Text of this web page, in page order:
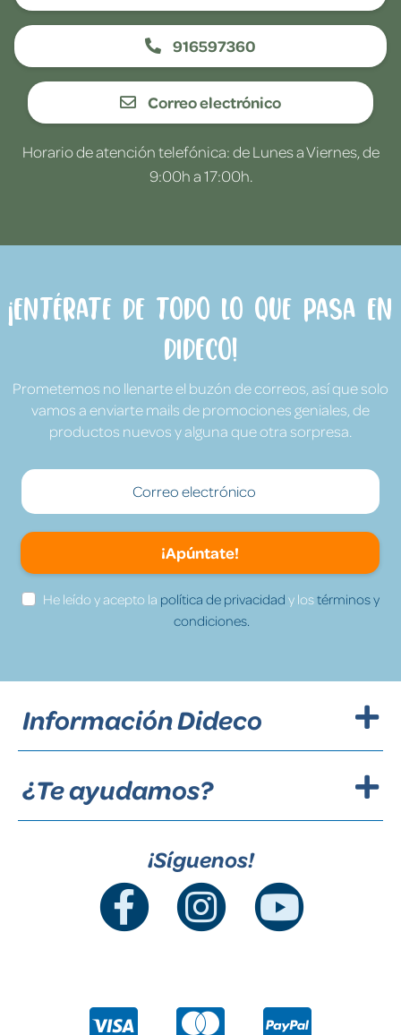
916597360
Correo electrónico
Horario de atención telefónica: de Lunes a Viernes, de
9:00h a 17:00h.
¡Entérate de todo lo que pasa en
Dideco!
Prometemos no llenarte el buzón de correos, así que solo
vamos a enviarte mails de promociones geniales, de
productos nuevos y alguna que otra sorpresa.
¡Apúntate!
He leído y acepto la política de privacidad y lostérminos y
condiciones.
Información Dideco
¿Te ayudamos?
¡Síguenos!